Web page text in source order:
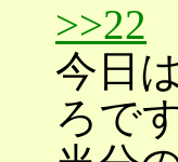
>>22
今日
ろで